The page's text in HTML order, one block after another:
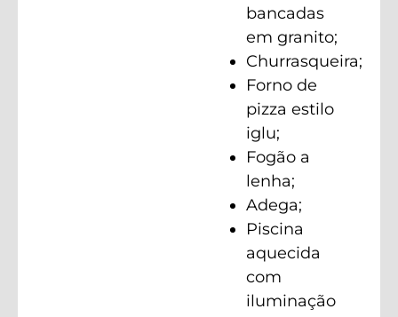
bancadas
em granito;
Churrasqueira;
Forno de
pizza estilo
iglu;
Fogão a
lenha;
Adega;
Piscina
aquecida
com
iluminação